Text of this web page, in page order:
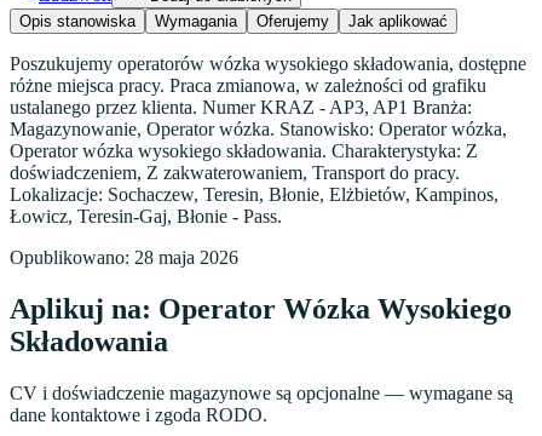
Opis stanowiska
Wymagania Oferujemy Jak aplikować
Poszukujemy operatorów wózka wysokiego składowania, dostępne
różne miejsca pracy. Praca zmianowa, w zależności od grafiku
ustalanego przez klienta. Numer KRAZ - AP3, AP1 Branża:
Magazynowanie, Operator wózka. Stanowisko: Operator wózka,
Operator wózka wysokiego składowania. Charakterystyka: Z
doświadczeniem, Z zakwaterowaniem, Transport do pracy.
Lokalizacje: Sochaczew, Teresin, Błonie, Elżbietów, Kampinos,
Łowicz, Teresin-Gaj, Błonie - Pass.
Opublikowano: 28 maja 2026
Aplikuj na: Operator Wózka Wysokiego
Składowania
CV i doświadczenie magazynowe są opcjonalne — wymagane są
dane kontaktowe i zgoda RODO.